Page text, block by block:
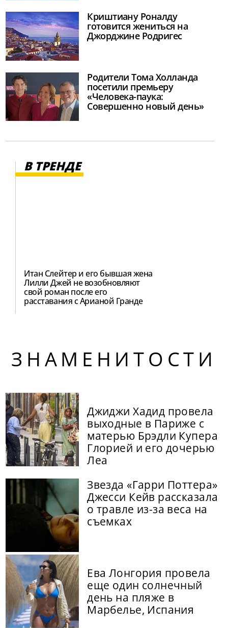
Криштиану Роналду
готовится жениться на
Джорджине Родригес
Родители Тома Холланда
посетили премьеру
«Человека-паука:
Совершенно новый день»
В ТРЕНДЕ
Итан Слейтер и его бывшая жена
Лилли Джей не возобновляют
свой роман после его
расставания с Арианой Гранде
ЗНАМЕНИТОСТИ
Джиджи Хадид провела
выходные в Париже с
матерью Брэдли Купера
Глорией и его дочерью
Леа
Звезда «Гарри Поттера»
Джесси Кейв рассказала
о травле из-за веса на
съемках
Ева Лонгория провела
еще один солнечный
день на пляже в
Марбелье, Испания